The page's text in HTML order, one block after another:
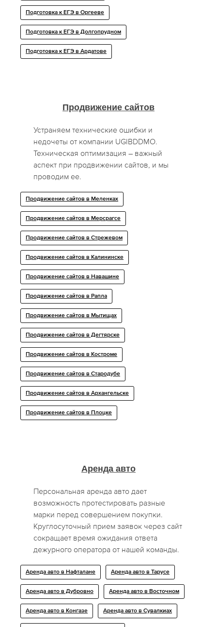
Подготовка к ЕГЭ в Оргееве
Подготовка к ЕГЭ в Долгопрудном
Подготовка к ЕГЭ в Ардатове
Продвижение сайтов
Устраняем технические ошибки и
недочеты от компании UGIBDDMO.
Техническая оптимизация – важный
аспект при продвижении сайтов, и мы
проводим ее.
Продвижение сайтов в Меленках
Продвижение сайтов в Мерсрагсе
Продвижение сайтов в Стрежевом
Продвижение сайтов в Калининске
Продвижение сайтов в Навашине
Продвижение сайтов в Рапла
Продвижение сайтов в Мытищах
Продвижение сайтов в Дегтярске
Продвижение сайтов в Костроме
Продвижение сайтов в Стародубе
Продвижение сайтов в Архангельске
Продвижение сайтов в Плоцке
Аренда авто
Персональная аренда авто дает
возможность протестировать разные
марки перед совершением покупки.
Круглосуточный прием заявок через сайт
сокращает время ожидания ответа
дежурного оператора от нашей команды.
Аренда авто в Нафталане Аренда авто в Тарусе
Аренда авто в Дубровно Аренда авто в Восточном
Аренда авто в Конгазе Аренда авто в Сувалкиах